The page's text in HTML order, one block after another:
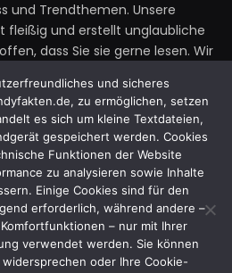
und Trendthemen. Unsere
fleißig und erstellt unglaubliche
dass Sie sie gerne lesen. Wir
uns Ihre Gedanken zu unseren
mitzuteilen.
X
(Twitter)
InstagramYouTube
und sicheres
zu ermöglichen, setzen
es sich um kleine Textdateien,
gespeichert werden. Cookies
Funktionen der Website
zu analysieren sowie Inhalte
Einige Cookies sind für den
erforderlich, während andere –
– nur mit Ihrer
verwendet werden. Sie können
oder Ihre Cookie-